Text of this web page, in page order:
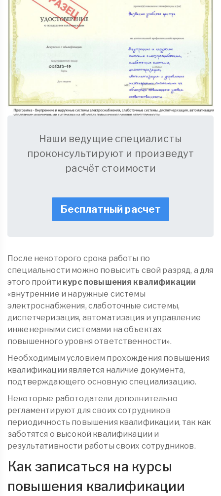
Наши ведущие специалисты
проконсультируют и произведут
расчёт стоимости
Бесплатный расчет
После некоторого срока работы по
специальности можно повысить свой разряд, а для
этого пройти курс повышения квалификации
«внутренние и наружные системы
электроснабжения, слаботочные системы,
диспетчеризация, автоматизация и управление
инженерными системами на объектах
повышенного уровня ответственности».
Необходимым условием прохождения повышения
квалификации является наличие документа,
подтверждающего основную специализацию.
Некоторые работодатели дополнительно
регламентируют для своих сотрудников
периодичность повышения квалификации, так как
заботятся о высокой квалификации и
результативности работы своих сотрудников.
Как записаться на курсы
повышения квалификации